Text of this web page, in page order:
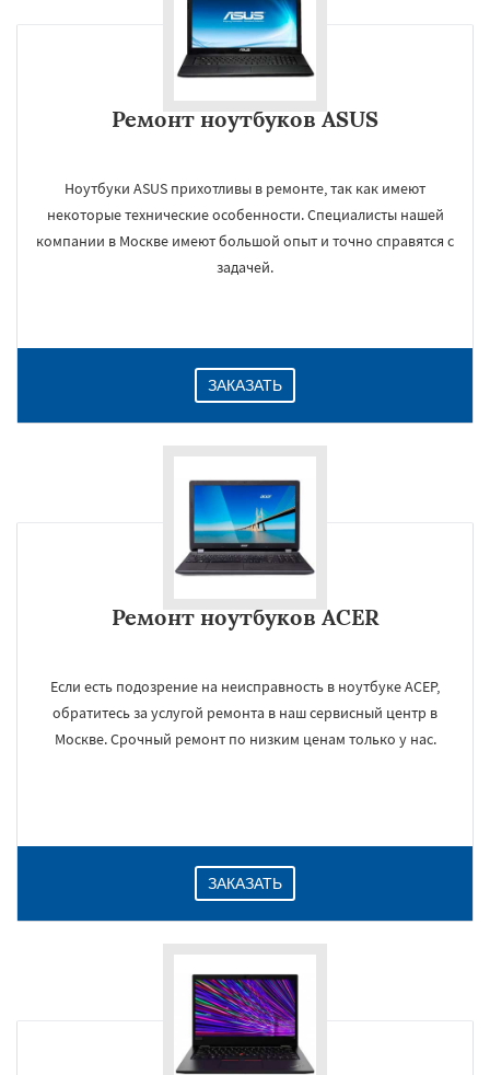
Ремонт ноутбуков ASUS
Ноутбуки ASUS прихотливы в ремонте, так как имеют
некоторые технические особенности. Специалисты нашей
компании в Москве имеют большой опыт и точно справятся с
задачей.
ЗАКАЗАТЬ
Ремонт ноутбуков ACER
Если есть подозрение на неисправность в ноутбуке АСЕР,
обратитесь за услугой ремонта в наш сервисный центр в
Москве. Срочный ремонт по низким ценам только у нас.
ЗАКАЗАТЬ